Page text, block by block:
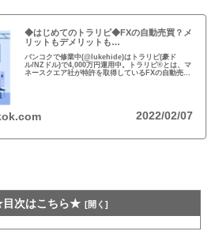
◆はじめてのトラリピ◆FXの自動売買？メ
リットもデメリットも…
バンコクで修業中(@lukehide)はトラリピ(豪ド
ル/NZドル)で4,000万円運用中。トラリピ®とは、マ
ネースクエア社が特許を取得しているFXの自動売買
2022/02/07
次はこちら★